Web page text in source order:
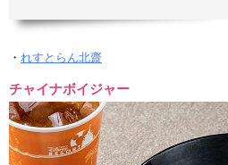
・ れすとらん北齋
チャイナボイジャー